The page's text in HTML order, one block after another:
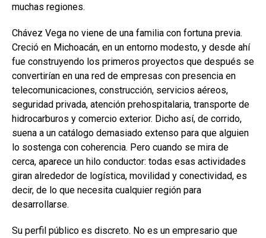
muchas regiones.
Chávez Vega no viene de una familia con fortuna previa.
Creció en Michoacán, en un entorno modesto, y desde ahí
fue construyendo los primeros proyectos que después se
convertirían en una red de empresas con presencia en
telecomunicaciones, construcción, servicios aéreos,
seguridad privada, atención prehospitalaria, transporte de
hidrocarburos y comercio exterior. Dicho así, de corrido,
suena a un catálogo demasiado extenso para que alguien
lo sostenga con coherencia. Pero cuando se mira de
cerca, aparece un hilo conductor: todas esas actividades
giran alrededor de logística, movilidad y conectividad, es
decir, de lo que necesita cualquier región para
desarrollarse.
Su perfil público es discreto. No es un empresario que